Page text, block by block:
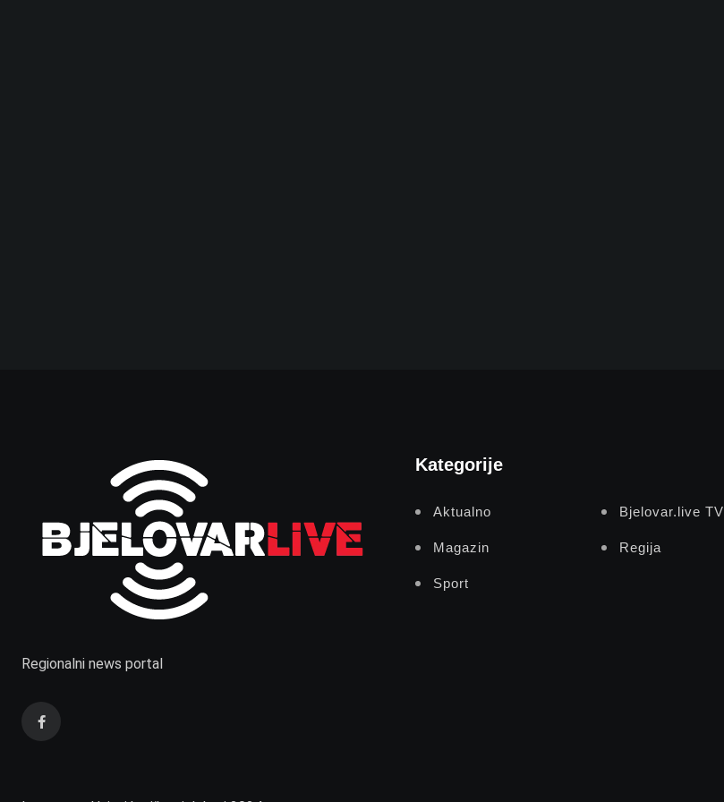
Regionalni news portal
Kategorije
Aktualno Bjelovar.live TV
Magazin Regija
Sport